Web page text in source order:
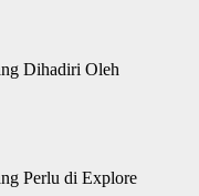
Dihadiri Oleh
Perlu di Explore